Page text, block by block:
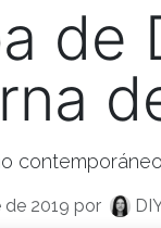
de
2019 por